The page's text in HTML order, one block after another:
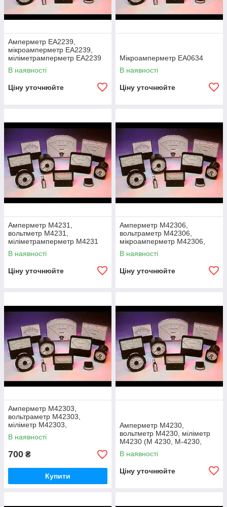
Амперметр ЕА2239,
мікроамперметр ЕА2239,
міліметрамперметр ЕА2239
(ЕА 2239, ЕА-2239, ea2239,
ЕА2239, ЕА 2239, ЕА
В наявності
Ціну уточнюйте
Мікроамперметр ЕА0634
В наявності
Ціну уточнюйте
Амперметр М4231,
вольтметр М4231,
міліметрамперметр М4231
(М 4231, М-4231, m4231, m
4231, m-4231)
В наявності
Ціну уточнюйте
Амперметр М42306,
вольтраметр М42306,
мікроамперметр М42306,
міліметривольтметр М42306
(М 42306, М-42306, m4230
В наявності
Ціну уточнюйте
Амперметр М42303,
вольтраметр М42303,
міліметр М42303,
калоамперметр М42303,
кіловольтметр М42303 (М
В наявності
700 ₴
Купити
Амперметр М4230,
вольтметр М4230, міліметр
М4230 (М 4230, М-4230,
m4230, m 4230, m 4230, m-
4230)
В наявності
Ціну уточнюйте